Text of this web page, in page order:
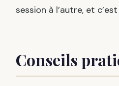
session à l’autre, et
Conseils